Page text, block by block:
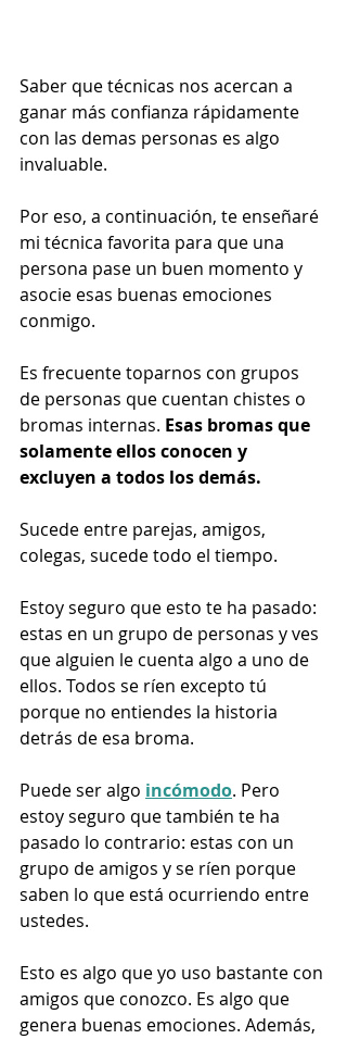
Saber que técnicas nos acercan a
ganar más confianza rápidamente
con las demas personas es algo
invaluable.
Por eso, a continuación, te enseñaré
mi técnica favorita para que una
persona pase un buen momento y
asocie esas buenas emociones
conmigo.
Es frecuente toparnos con grupos
de personas que cuentan chistes o
bromas internas. Esas bromas que
solamente ellos conocen y
excluyen a todos los demás.
Sucede entre parejas, amigos,
colegas, sucede todo el tiempo.
Estoy seguro que esto te ha pasado:
estas en un grupo de personas y ves
que alguien le cuenta algo a uno de
ellos. Todos se ríen excepto tú
porque no entiendes la historia
detrás de esa broma.
Puede ser algo incómodo. Pero
estoy seguro que también te ha
pasado lo contrario: estas con un
grupo de amigos y se ríen porque
saben lo que está ocurriendo entre
ustedes.
Esto es algo que yo uso bastante con
amigos que conozco. Es algo que
genera buenas emociones. Además,